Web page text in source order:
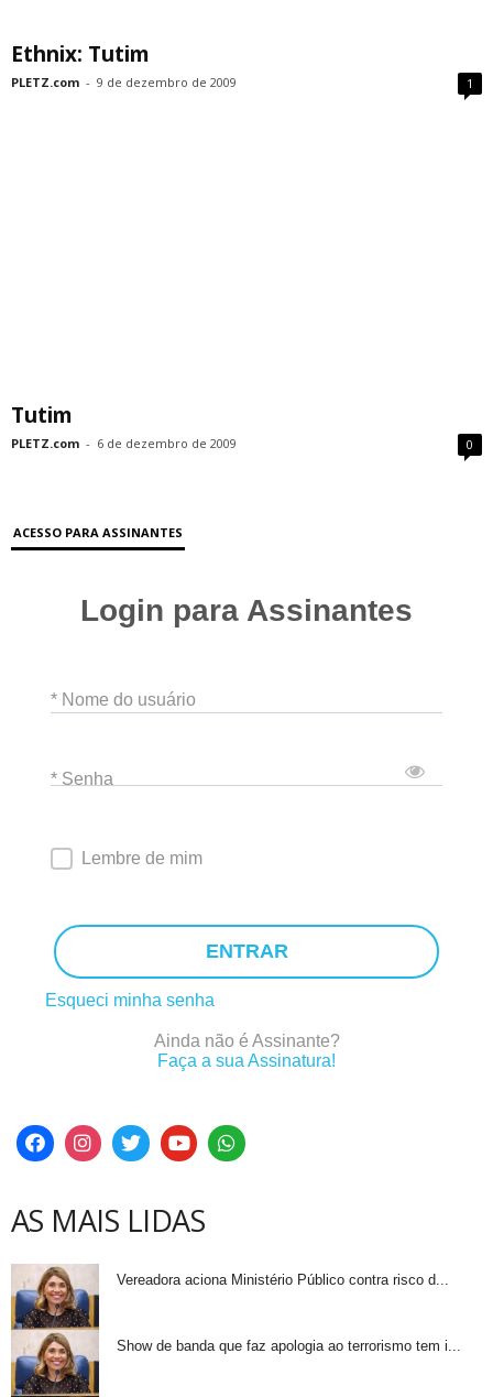
Ethnix: Tutim
PLETZ.com - 9 de dezembro de 2009 1
Tutim
PLETZ.com - 6 de dezembro de 2009 0
ACESSO PARA ASSINANTES
Login para Assinantes
* Nome do usuário
* Senha
Lembre de mim
ENTRAR
Esqueci minha senha
Ainda não é Assinante?
Faça a sua Assinatura!
AS MAIS LIDAS
Vereadora aciona Ministério Público contra risco d...
Show de banda que faz apologia ao terrorismo tem i...